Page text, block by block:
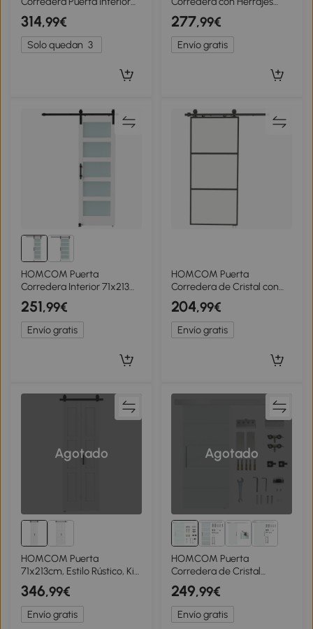
Estilo Industrial,
81.3x213.4cm, Madera
314,99€
Solo quedan 3
90x210 cm con Rodillo Riel
de Aluminio Guía de Suelo
Marrón
277,99€
Envío gratis
HOMCOM Puerta
Corredera Interior 71x213
cm con Kit de Montaje,
MDF y Vidrio Esmerilado,
Riel y Herrajes, Blanco
251,99€
Envío gratis
HOMCOM Puerta
Corredera de Cristal con
Herrajes Mecanismo Cierre
Suave para Baño Salón
91,4x203,2 cm Negro
204,99€
Envío gratis
Agotado
HOMCOM Puerta
71x213cm, Estilo Rústico, Kit
de Montaje, Manilla, Blanco
Efecto Madera.
346,99€
Envío gratis
Agotado
HOMCOM Puerta
Corredera de Cristal
90x205 cm Puerta
Corrediza Deslizante con
Riel de Cristal de
Seguridad Translúcido
249,99€
Envío gratis